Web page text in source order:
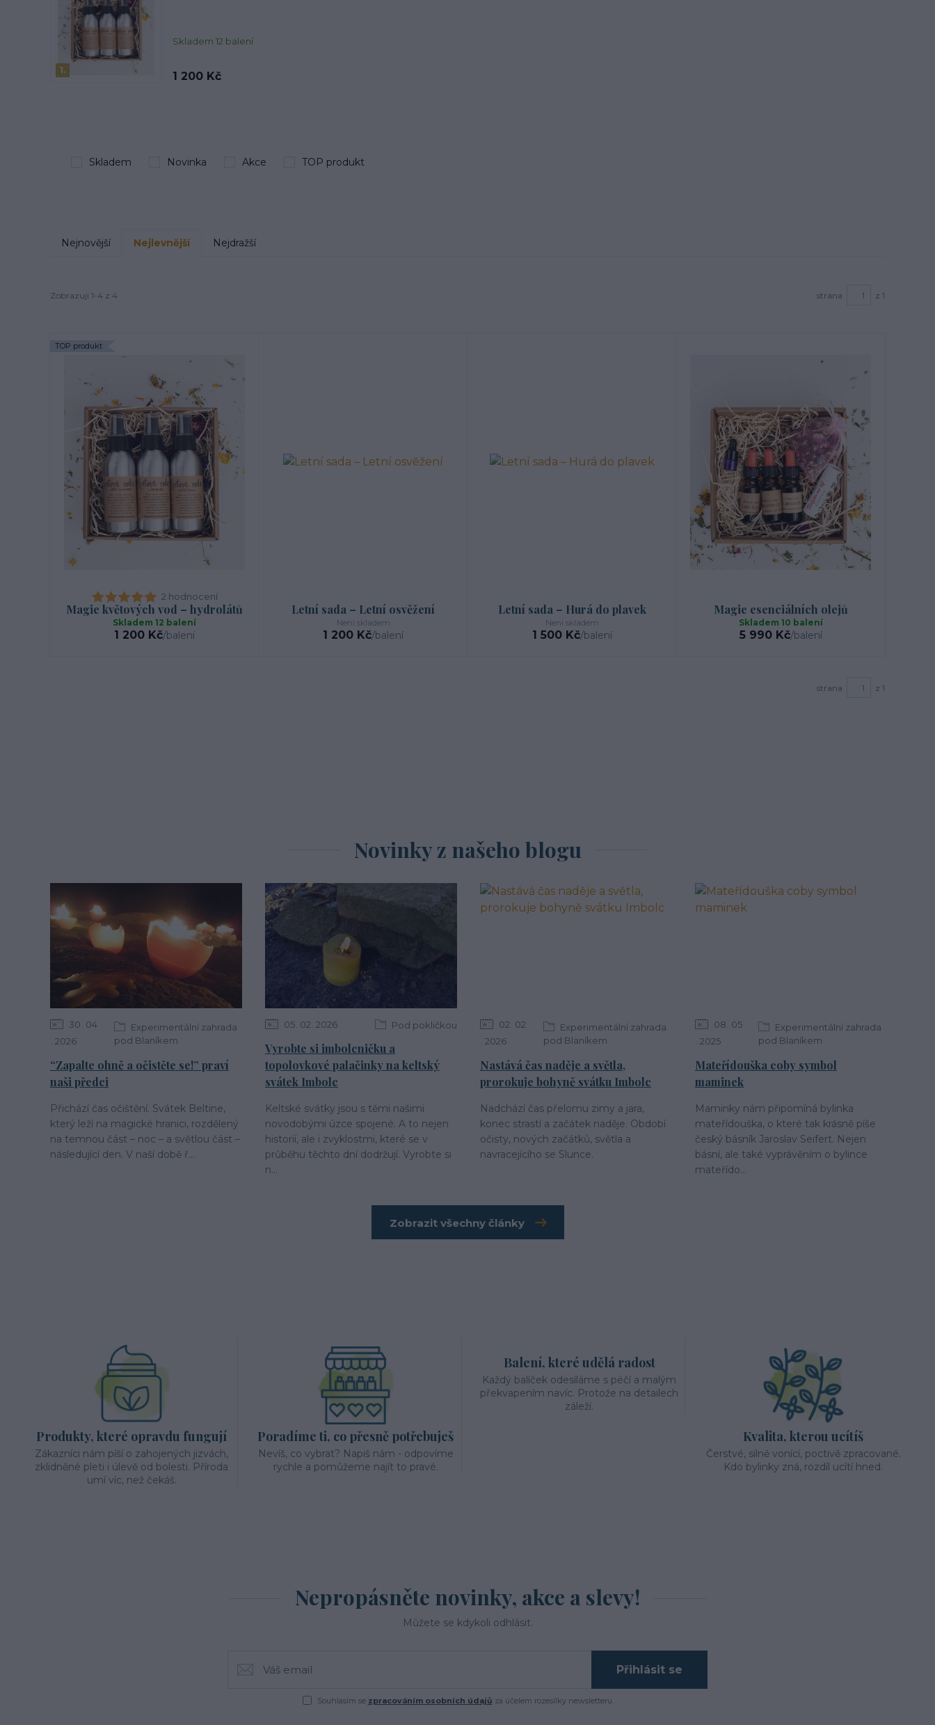
1.
Skladem 12 balení
1 200 Kč
Skladem Novinka Akce TOP produkt
Nejnovější Nejlevnější Nejdražší
Zobrazuji 1-4 z 4 strana z 1
TOP produkt
2 hodnocení
Magie květových vod – hydrolátů
1 200 Kč/balení
Skladem 12 balení
Letní sada – Letní osvěžení
1 200 Kč/balení
Není skladem
Letní sada – Hurá do plavek
1 500 Kč/balení
Není skladem
Magie esenciálních olejů
5 990 Kč/balení
Skladem 10 balení
strana z 1
Novinky z našeho blogu
30 04
2026
Experimentální zahrada
pod Blaníkem
“Zapalte ohně a očistěte se!” praví
naši předci
Přichází čas očištění. Svátek Beltine,
který leží na magické hranici, rozdělený
na temnou část – noc – a světlou část –
následující den. V naší době ř...
05 02 2026 Pod pokličkou
Vyrobte si imbolcničku a
topolovkové palačinky na keltský
svátek Imbolc
Keltské svátky jsou s těmi našimi
novodobými úzce spojené. A to nejen
historií, ale i zvyklostmi, které se v
průběhu těchto dní dodržují. Vyrobte si
n...
02 02
2026
Experimentální zahrada
pod Blaníkem
Nastává čas naděje a světla,
prorokuje bohyně svátku Imbolc
Nadchází čas přelomu zimy a jara,
konec strastí a začátek naděje. Období
očisty, nových začátků, světla a
navracejícího se Slunce.
08 05
2025
Experimentální zahrada
pod Blaníkem
Mateřídouška coby symbol
maminek
Maminky nám připomíná bylinka
mateřídouška, o které tak krásně píše
český básník Jaroslav Seifert. Nejen
básní, ale také vyprávěním o bylince
mateřído...
Zobrazit všechny články
Produkty, které opravdu fungují
Zákazníci nám píší o zahojených jizvách,
zklidněné pleti i úlevě od bolesti. Příroda
umí víc, než čekáš.
Poradíme ti, co přesně potřebuješ
Nevíš, co vybrat? Napiš nám - odpovíme
rychle a pomůžeme najít to pravé.
Balení, které udělá radost
Každý balíček odesíláme s péčí a malým
překvapením navíc. Protože na detailech
záleží.
Kvalita, kterou ucítíš
Čerstvé, silně vonící, poctivě zpracované.
Kdo bylinky zná, rozdíl ucítí hned.
Nepropásněte novinky, akce a slevy!
Můžete se kdykoli odhlásit.
Přihlásit se
Souhlasím se zpracováním osobních údajů za účelem rozesílky newsletteru.